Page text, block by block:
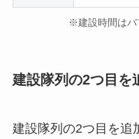
※建設時間はバ
建設隊列の2つ目を
建設隊列の2つ目を追